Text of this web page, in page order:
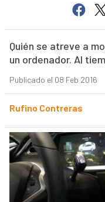
Quién se atreve a
un ordenador. Al
Publicado el 08 Feb 2016
Rufino Contreras